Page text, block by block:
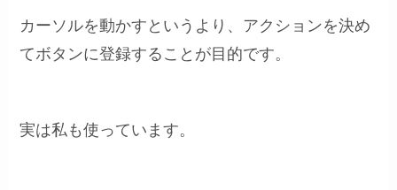
カーソルを動かすというより、アクションを決め
てボタンに登録することが目的です。
実は私も使っています。